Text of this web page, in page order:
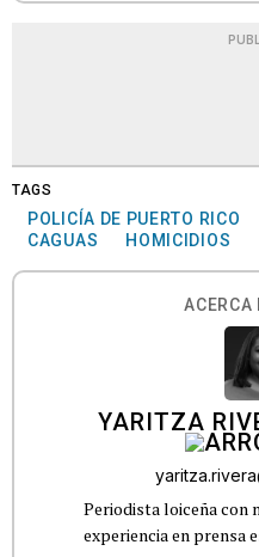
TAGS
POLICÍA DE PUERTO RICO
CAGUAS
HOMICIDIOS
ACERCA
YARITZA
Periodista loiceña con
experiencia en prensa